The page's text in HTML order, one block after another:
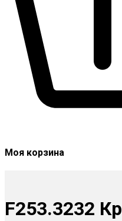
Моя корзина
F253.3232